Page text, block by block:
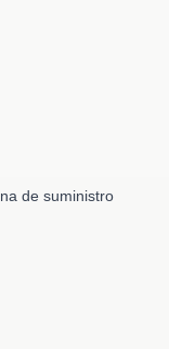
de suministro